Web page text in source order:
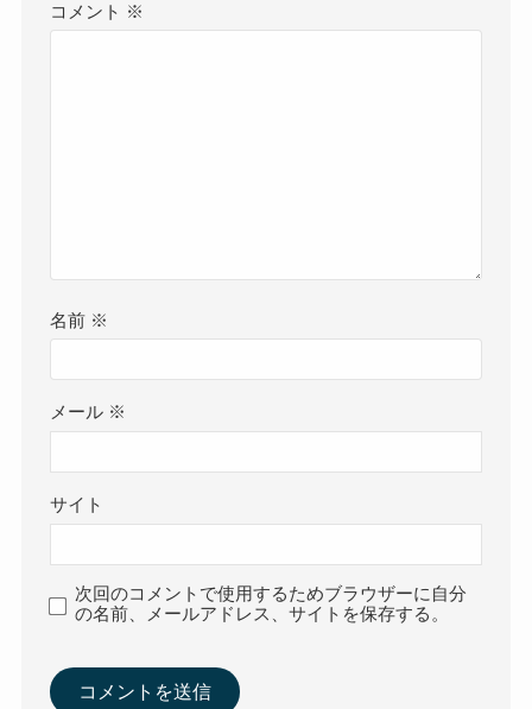
コメント ※
名前 ※
メール ※
サイト
次回のコメントで使用するためブラウザーに自分
の名前、メールアドレス、サイトを保存する。